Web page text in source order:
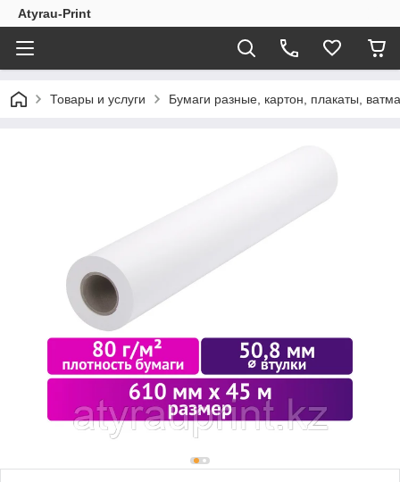
Atyrau-Print
Товары и услуги Бумаги разные, картон, плакаты,